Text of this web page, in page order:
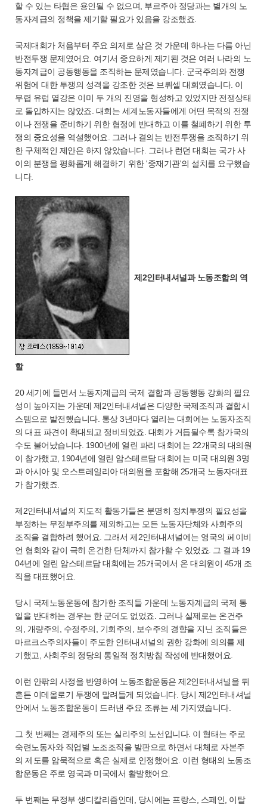
할 수 있는 타협은 용인될 수 없으며, 부르주아 정당과는 별개의 노
동자계급의 정책을 제기할 필요가 있음을 강조했죠.
국제대회가 처음부터 주요 의제로 삼은 것 가운데 하나는 다름 아닌
반전투쟁 문제였어요. 여기서 중요하게 제기된 것은 여러 나라의 노
동자계급이 공동행동을 조직하는 문제였습니다. 군국주의와 전쟁
위험에 대한 투쟁의 성격을 강조한 것은 브뤼셀 대회였습니다. 이
무렵 유럽 열강은 이미 두 개의 진영을 형성하고 있었지만 전쟁상태
로 돌입하지는 않았죠. 대회는 세계노동자들에게 어떤 목적의 전쟁
이나 전쟁을 준비하기 위한 협정에 반대하고 이를 철폐하기 위한 투
쟁의 중요성을 역설했어요. 그러나 결의는 반전투쟁을 조직하기 위
한 구체적인 제안은 하지 않았습니다. 그러나 런던 대회는 국가 사
이의 분쟁을 평화롭게 해결하기 위한 '중재기관'의 설치를 요구했습
니다.
제2인터내셔널과 노동조합의 역
할
20 세기에 들면서 노동자계급의 국제 결합과 공동행동 강화의 필요
성이 높아지는 가운데 제2인터내셔널은 다양한 국제조직과 결합시
스템으로 발전했습니다. 통상 3년마다 열리는 대회에는 노동자조직
의 대표 파견이 확대되고 정비되었죠. 대회가 거듭될수록 참가국의
수도 불어났습니다. 1900년에 열린 파리 대회에는 22개국의 대의원
이 참가했고, 1904년에 열린 암스테르담 대회에는 미국 대의원 3명
과 아시아 및 오스트레일리아 대의원을 포함해 25개국 노동자대표
가 참가했죠.
제2인터내셔널의 지도적 활동가들은 분명히 정치투쟁의 필요성을
부정하는 무정부주의를 제외하고는 모든 노동자단체와 사회주의
조직을 결합하려 했어요. 그래서 제2인터내셔널에는 영국의 페이비
언 협회와 같이 극히 온건한 단체까지 참가할 수 있었죠. 그 결과 19
04년에 열린 암스테르담 대회에는 25개국에서 온 대의원이 45개 조
직을 대표했어요.
당시 국제노동운동에 참가한 조직들 가운데 노동자계급의 국제 통
일을 반대하는 경우는 한 군데도 없었죠. 그러나 실제로는 온건주
의, 개량주의, 수정주의, 기회주의, 보수주의 경향을 지닌 조직들은
마르크스주의자들이 주도한 인터내셔널의 권한 강화에 의의를 제
기했고, 사회주의 정당의 통일적 정치방침 작성에 반대했어요.
이런 안팎의 사정을 반영하여 노동조합운동은 제2인터내셔널을 뒤
흔든 이데올로기 투쟁에 말려들게 되었습니다. 당시 제2인터내셔널
안에서 노동조합운동이 드러낸 주요 조류는 세 가지였습니다.
그 첫 번째는 경제주의 또는 실리주의 노선입니다. 이 형태는 주로
숙련노동자와 직업별 노조조직을 발판으로 하면서 대체로 자본주
의 제도를 암묵적으로 혹은 실제로 인정했어요. 이런 형태의 노동조
합운동은 주로 영국과 미국에서 활발했어요.
두 번째는 무정부 생디칼리즘인데, 당시에는 프랑스, 스페인, 이탈